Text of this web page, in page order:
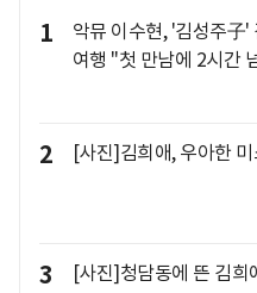
1
악뮤 이수현, '김성주子'
여행 "첫 만남에 2시간
2 [사진]김희애, 우아한 미
3 [사진]청담동에 뜬 김희